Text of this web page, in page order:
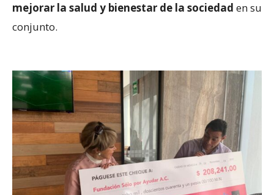
mejorar la salud y bienestar de la sociedad en su
conjunto.